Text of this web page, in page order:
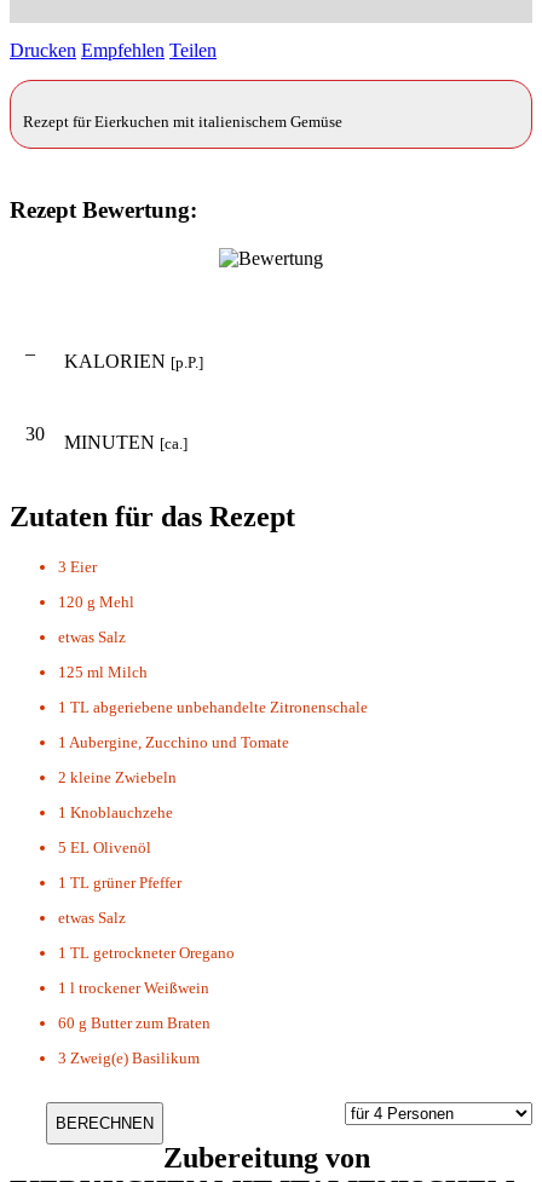
Drucken Empfehlen Teilen
Rezept für Eierkuchen mit italienischem Gemüse
Rezept Bewertung:
– KALORIEN [p.P.]
30 MINUTEN [ca.]
Zutaten für das Rezept
3 Eier
120 g Mehl
etwas Salz
125 ml Milch
1 TL abgeriebene unbehandelte Zitronenschale
1 Aubergine, Zucchino und Tomate
2 kleine Zwiebeln
1 Knoblauchzehe
5 EL Olivenöl
1 TL grüner Pfeffer
etwas Salz
1 TL getrockneter Oregano
1 l trockener Weißwein
60 g Butter zum Braten
3 Zweig(e) Basilikum
Zubereitung von